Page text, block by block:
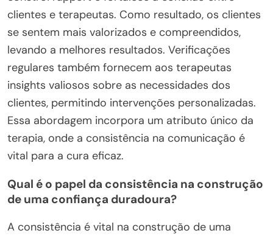
clientes e terapeutas. Como resultado, os clientes
se sentem mais valorizados e compreendidos,
levando a melhores resultados. Verificações
regulares também fornecem aos terapeutas
insights valiosos sobre as necessidades dos
clientes, permitindo intervenções personalizadas.
Essa abordagem incorpora um atributo único da
terapia, onde a consistência na comunicação é
vital para a cura eficaz.
Qual é o papel da consistência na construção
de uma confiança duradoura?
A consistência é vital na construção de uma